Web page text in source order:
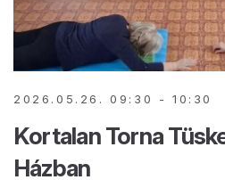
2026.05.26. 09:30 - 10:30
Kortalan Torna
Házban